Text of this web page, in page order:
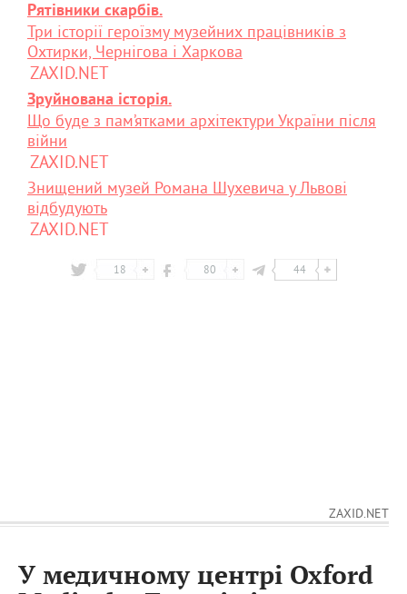
Рятівники скарбів.
Три історії героїзму музейних працівників з
Охтирки, Чернігова і Харкова
ZAXID.NET
Зруйнована історія.
Що буде з пам’ятками архітектури України після
війни
ZAXID.NET
Знищений музей Романа Шухевича у Львові
відбудують
ZAXID.NET
18 80 44
ZAXID.NET
У медичному центрі Oxford